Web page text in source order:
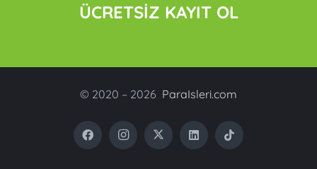
ÜCRETSİZ KAYIT OL
© 2020 – 2026 ParaIsleri.com